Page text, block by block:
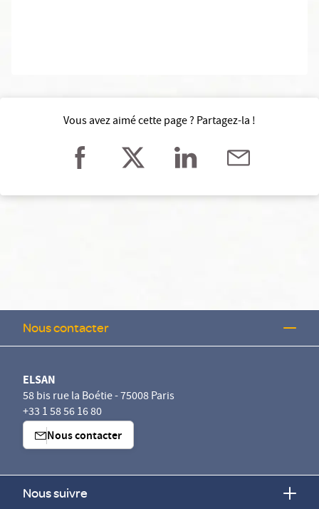
Vous avez aimé cette page ? Partagez-la !
Nous contacter
ELSAN
58 bis rue la Boétie - 75008 Paris
+33 1 58 56 16 80
Nous contacter
Nous suivre